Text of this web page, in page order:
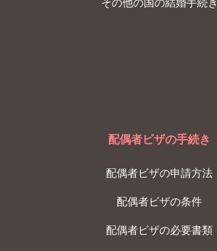
配偶者ビザの手続き
配偶者ビザの申請方法
配偶者ビザの条件
配偶者ビザの必要書類